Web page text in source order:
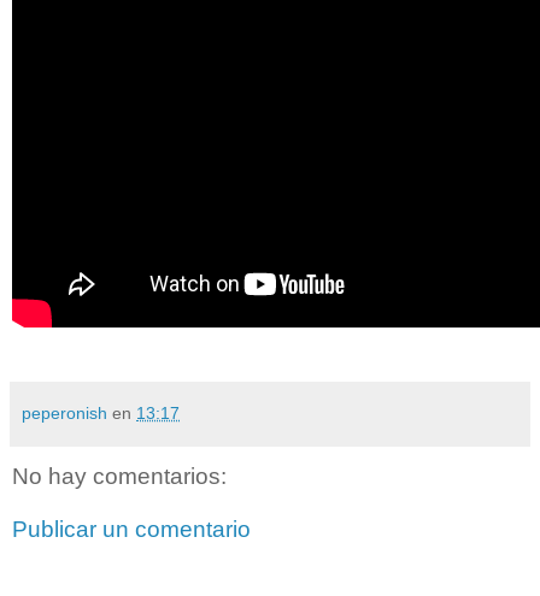
peperonish en 13:17
No hay comentarios:
Publicar un comentario